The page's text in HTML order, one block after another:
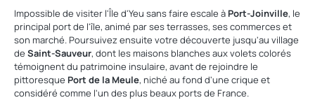
Impossible de visiter l'Île d'Yeu sans faire escale à Port-Joinville, le
principal port de l'île, animé par ses terrasses, ses commerces et
son marché. Poursuivez ensuite votre découverte jusqu'au village
de Saint-Sauveur, dont les maisons blanches aux volets colorés
témoignent du patrimoine insulaire, avant de rejoindre le
pittoresque Port de la Meule, niché au fond d'une crique et
considéré comme l'un des plus beaux ports de France.